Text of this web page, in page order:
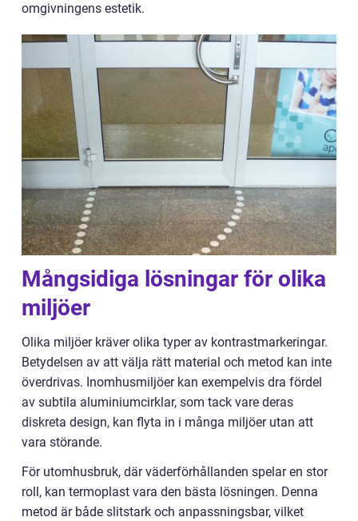
omgivningens estetik.
Mångsidiga lösningar för olika
miljöer
Olika miljöer kräver olika typer av kontrastmarkeringar.
Betydelsen av att välja rätt material och metod kan inte
överdrivas. Inomhusmiljöer kan exempelvis dra fördel
av subtila aluminiumcirklar, som tack vare deras
diskreta design, kan flyta in i många miljöer utan att
vara störande.
För utomhusbruk, där väderförhållanden spelar en stor
roll, kan termoplast vara den bästa lösningen. Denna
metod är både slitstark och anpassningsbar, vilket